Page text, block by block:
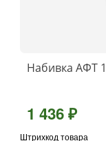
Набивка АФТ
1 436 ₽
Штрихкод товара